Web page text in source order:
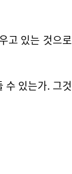
고 있는 것으로
수 있는가. 그것